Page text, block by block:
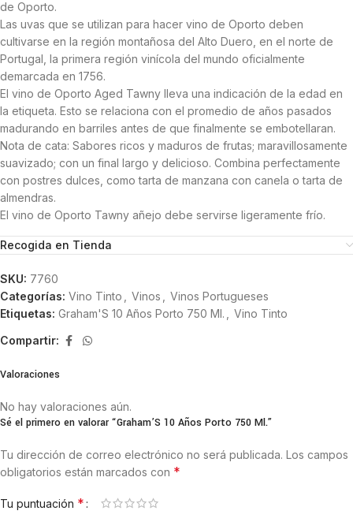
de Oporto.
Las uvas que se utilizan para hacer vino de Oporto deben
cultivarse en la región montañosa del Alto Duero, en el norte de
Portugal, la primera región vinícola del mundo oficialmente
demarcada en 1756.
El vino de Oporto Aged Tawny lleva una indicación de la edad en
la etiqueta. Esto se relaciona con el promedio de años pasados
madurando en barriles antes de que finalmente se embotellaran.
Nota de cata: Sabores ricos y maduros de frutas; maravillosamente
suavizado; con un final largo y delicioso. Combina perfectamente
con postres dulces, como tarta de manzana con canela o tarta de
almendras.
El vino de Oporto Tawny añejo debe servirse ligeramente frío.
Recogida en Tienda
SKU: 7760
Categorías: Vino Tinto Vinos
Vinos Portugueses
Etiquetas: Graham'S 10 Años Porto 750 Ml. Vino Tinto
Compartir:
Valoraciones
No hay valoraciones aún.
Sé el primero en valorar “Graham’S 10 Años Porto 750 Ml.”
Tu dirección de correo electrónico no será publicada. Los campos
obligatorios están marcados con *
Tu puntuación *